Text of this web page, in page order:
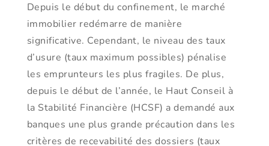
Depuis le début du confinement, le marché
immobilier redémarre de manière
significative. Cependant, le niveau des taux
d’usure (taux maximum possibles) pénalise
les emprunteurs les plus fragiles. De plus,
depuis le début de l’année, le Haut Conseil à
la Stabilité Financière (HCSF) a demandé aux
banques une plus grande précaution dans les
critères de recevabilité des dossiers (taux